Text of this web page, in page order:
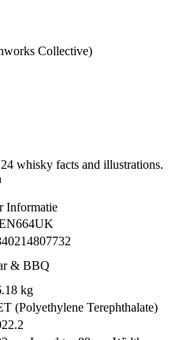
Collective)
whisky facts and illustrations.
Informatie
& BBQ
kg
(Polyethylene Terephthalate)